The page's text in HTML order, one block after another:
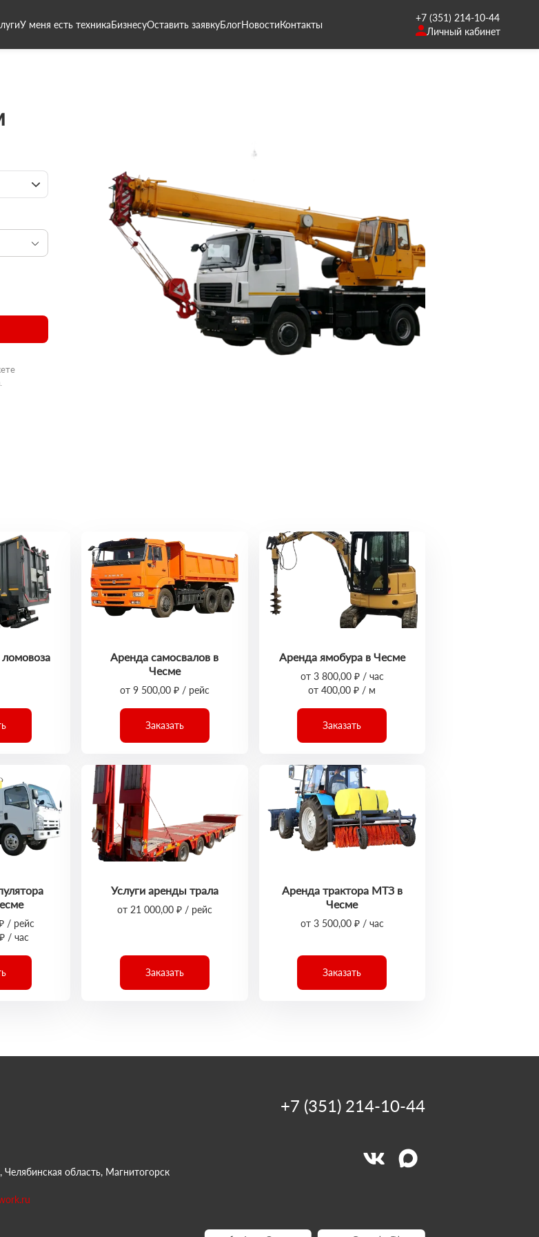
У меня есть техникаБизнесуОставить заявкуБлогНовостиКонтакты
+7 (351) 214-10-44
Личный кабинет
Аренда самосвалов в
Чесме
от 9 500,00 ₽ / рейс
Заказать
Аренда ямобура в Чесме
от 3 800,00 ₽ / час
от 400,00 ₽ / м
Заказать
/ рейс
/ час
Услуги аренды трала
от 21 000,00 ₽ / рейс
Заказать
Аренда трактора МТЗ в
Чесме
от 3 500,00 ₽ / час
Заказать
Челябинская область, Магнитогорск
+7 (351) 214-10-44